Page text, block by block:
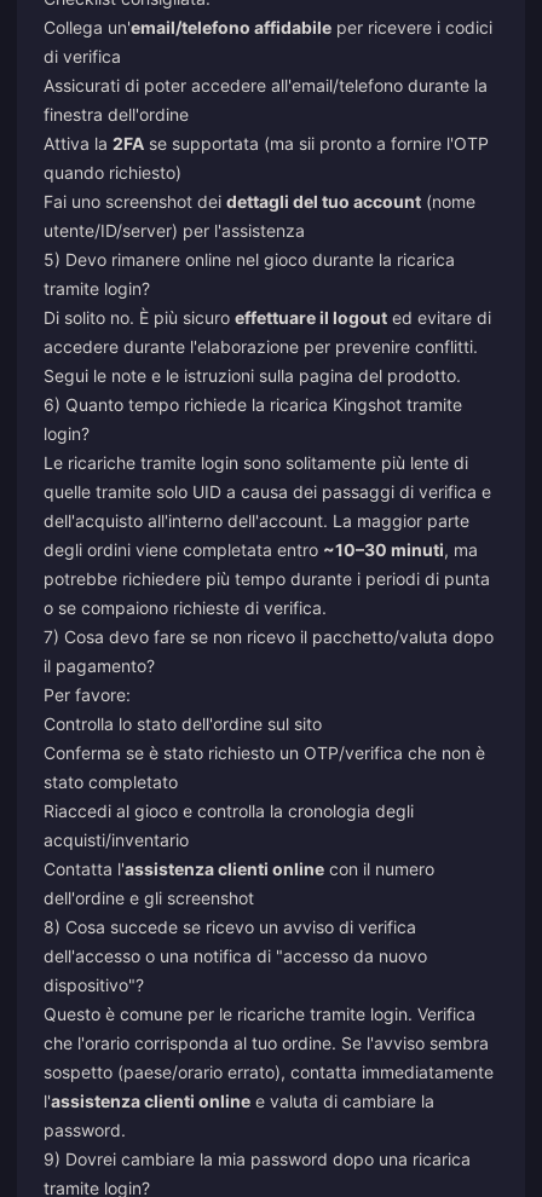
Collega un'email/telefono affidabile per ricevere i codici
di verifica
Assicurati di poter accedere all'email/telefono durante la
finestra dell'ordine
Attiva la 2FA se supportata (ma sii pronto a fornire l'OTP
quando richiesto)
Fai uno screenshot dei dettagli del tuo account (nome
utente/ID/server) per l'assistenza
5) Devo rimanere online nel gioco durante la ricarica
tramite login?
Di solito no. È più sicuro effettuare il logout ed evitare di
accedere durante l'elaborazione per prevenire conflitti.
Segui le note e le istruzioni sulla pagina del prodotto.
6) Quanto tempo richiede la ricarica Kingshot tramite
login?
Le ricariche tramite login sono solitamente più lente di
quelle tramite solo UID a causa dei passaggi di verifica e
dell'acquisto all'interno dell'account. La maggior parte
degli ordini viene completata entro ~10–30 minuti, ma
potrebbe richiedere più tempo durante i periodi di punta
o se compaiono richieste di verifica.
7) Cosa devo fare se non ricevo il pacchetto/valuta dopo
il pagamento?
Per favore:
Controlla lo stato dell'ordine sul sito
Conferma se è stato richiesto un OTP/verifica che non è
stato completato
Riaccedi al gioco e controlla la cronologia degli
acquisti/inventario
Contatta l'assistenza clienti online con il numero
dell'ordine e gli screenshot
8) Cosa succede se ricevo un avviso di verifica
dell'accesso o una notifica di "accesso da nuovo
dispositivo"?
Questo è comune per le ricariche tramite login. Verifica
che l'orario corrisponda al tuo ordine. Se l'avviso sembra
sospetto (paese/orario errato), contatta immediatamente
l'assistenza clienti online e valuta di cambiare la
password.
9) Dovrei cambiare la mia password dopo una ricarica
tramite login?